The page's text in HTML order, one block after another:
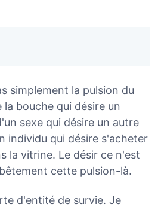
simplement la pulsion du
la bouche qui désire un
sexe qui désire un autre
individu qui désire s'acheter
la vitrine. Le désir ce n'est
cette pulsion-là.
d'entité de survie. Je